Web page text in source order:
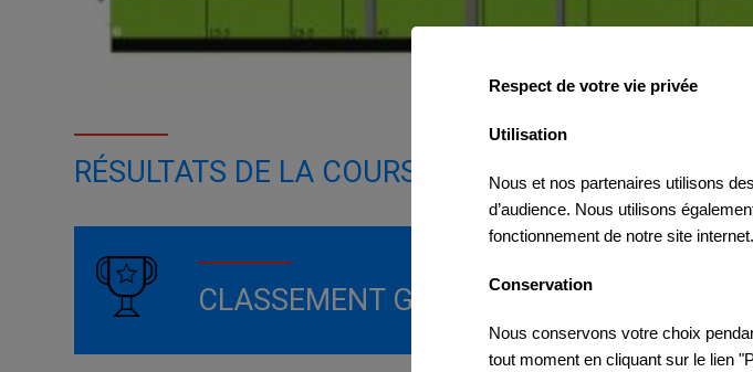
RÉSULTATS DE LA COURSE
CLASSEMENT GÉNÉRAL
Respect de votre vie privée
Utilisation
Nous et nos partenaires utilisons
d’audience. Nous utilisons
fonctionnement de notre site internet.
Conservation
Nous conservons votre choix
tout moment en cliquant sur le lien